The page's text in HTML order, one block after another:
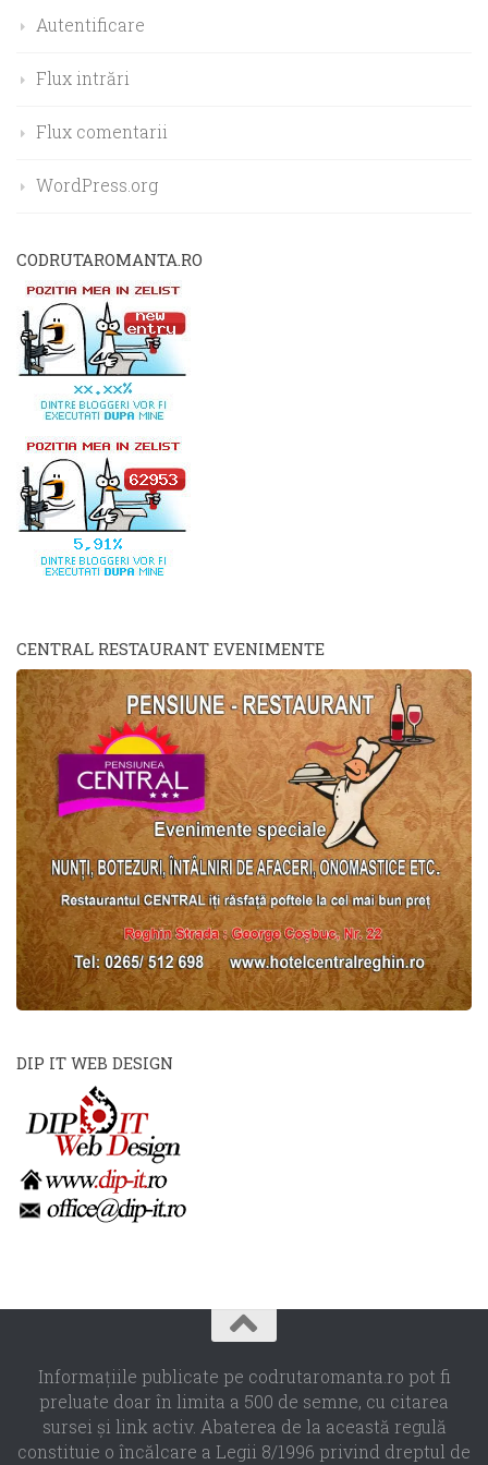
Autentificare
Flux intrări
Flux comentarii
WordPress.org
CODRUTAROMANTA.RO
CENTRAL RESTAURANT EVENIMENTE
DIP IT WEB DESIGN
Informaţiile publicate pe codrutaromanta.ro pot fi
preluate doar în limita a 500 de semne, cu citarea
sursei şi link activ. Abaterea de la această regulă
constituie o încălcare a Legii 8/1996 privind dreptul de